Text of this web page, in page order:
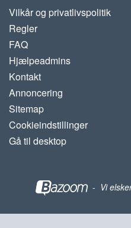
Vilkår og privatlivspolitik
Regler
FAQ
Hjælpeadmins
Kontakt
Annoncering
Sitemap
Cookieindstillinger
Gå til desktop
- Vi